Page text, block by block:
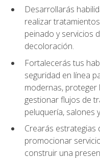
Desarrollarás
realizar
peinado y servicios
decoloración.
Fortalecerás tus
seguridad en línea
modernas, proteger
gestionar flujos de
peluquería, salones
Crearás estrategias
promocionar
construir una